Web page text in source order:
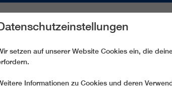
ERSATZTEILE SERVICE
setzen auf unserer Website Cookies ein, die
Informationen zu Cookies und deren